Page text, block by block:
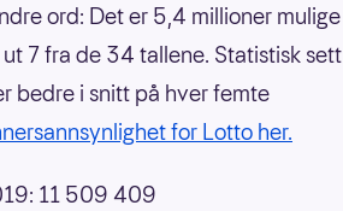
ord: Det er 5,4 millioner mulige
7 fra de 34 tallene. Statistisk sett
bedre i snitt på hver femte
for Lotto her.
11 509 409